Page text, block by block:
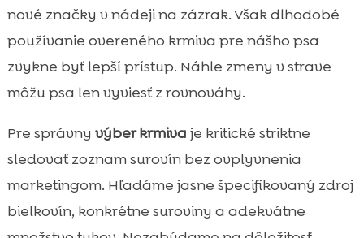
nové značky v nádeji na zázrak. Však dlhodobé
používanie overeného krmiva pre nášho psa
zvykne byť lepší prístup. Náhle zmeny v strave
môžu psa len vyviesť z rovnováhy.
Pre správny výber krmiva je kritické striktne
sledovať zoznam surovín bez ovplyvnenia
marketingom. Hľadáme jasne špecifikovaný zdroj
bielkovín, konkrétne suroviny a adekvátne